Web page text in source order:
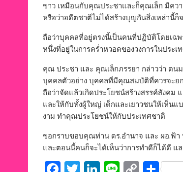
ขาว เหมือนกับคุณประชาและก็คุณเล็ก มีควา
หรือว่าอดีตชาติไม่ได้สร้างบุญกันสิ่งเหล่านี้ก็
ถือว่าบุคคลที่อยู่ตรงนี้เป็นคนที่ปฏิบัติโดยเฉ
หนึ่งที่อยู่ในการคร่ำหวอดของวงการในประเ
คุณ ประชา และ คุณเล็กภรรยา กล่าวว่า ตน
บุคคลตัวอย่าง บุคคลที่มีคุณสมบัติที่ควรจะยก
ถือว่าจัดแล้วเกิดประโยชน์สร้างสรรค์สังคม
และให้กับทั้งผู้ใหญ่ เด็กและเยาวชนให้เห็น
งาม ทำคุณประโยชน์ให้กับประเทศชาติ
ขอกราบขอบคุณท่าน ดร.อำนาจ และ ผอ.ฟ้า
และตอนนี้คนก็จะได้เห็นว่าการทำดีก็ได้ดี แ